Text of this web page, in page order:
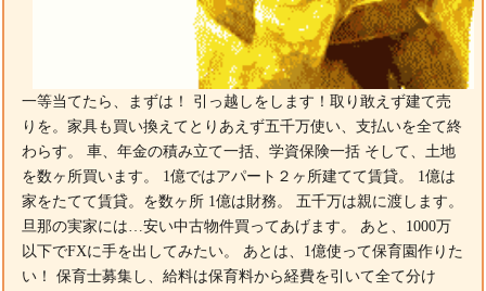
一等当てたら、まずは！ 引っ越しをします！取り敢えず建て売
りを。家具も買い換えてとりあえず五千万使い、支払いを全て終
わらす。 車、年金の積み立て一括、学資保険一括 そして、土地
を数ヶ所買います。 1億ではアパート２ヶ所建てて賃貸。 1億は
家をたてて賃貸。を数ヶ所 1億は財務。 五千万は親に渡します。
旦那の実家には…安い中古物件買ってあげます。 あと、1000万
以下でFXに手を出してみたい。 あとは、1億使って保育園作りた
い！ 保育士募集し、給料は保育料から経費を引いて全て分け